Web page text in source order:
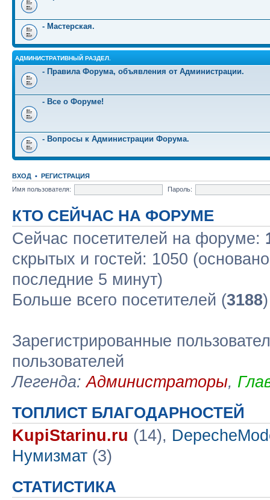
- Мастерская.
АДМИНИСТРАТИВНЫЙ РАЗДЕЛ.
- Правила Форума, объявления от Администрации.
- Все о Форуме!
- Вопросы к Администрации Форума.
ВХОД • РЕГИСТРАЦИЯ
Имя пользователя:
Пароль:
КТО СЕЙЧАС НА ФОРУМЕ
Сейчас посетителей на форуме:
скрытых и гостей: 1050
последние 5 минут)
Больше всего посетителей (3188
Зарегистрированные
пользователей
Легенда:Администраторы,
ТОПЛИСТ БЛАГОДАРНОСТЕЙ
KupiStarinu.ru (14),
Нумизмат (3)
СТАТИСТИКА